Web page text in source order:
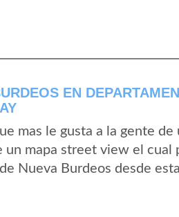
EN
mas le gusta a la gente de
mapa street view el cual
Nueva Burdeos desde